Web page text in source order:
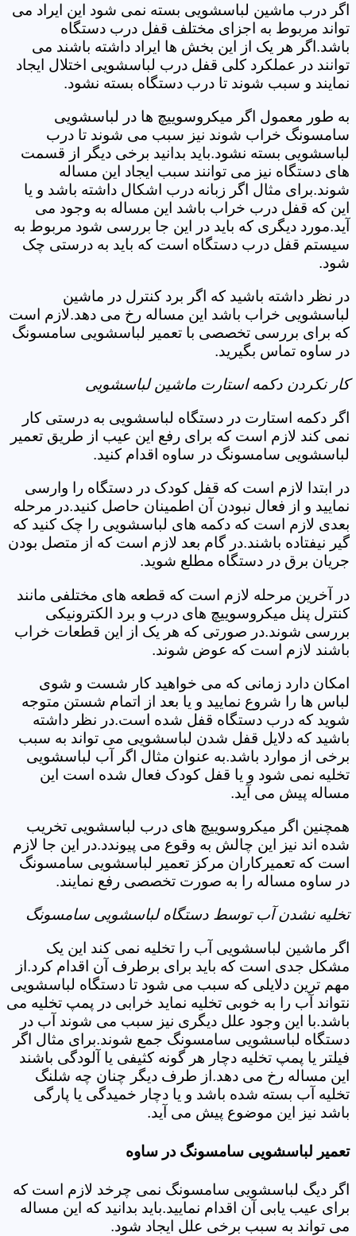
اگر درب ماشین لباسشویی بسته نمی شود این ایراد می
تواند مربوط به اجزای مختلف قفل درب دستگاه
باشد.اگر هر یک از این بخش ها ایراد داشته باشند می
توانند در عملکرد کلی قفل درب لباسشویی اختلال ایجاد
نمایند و سبب شوند تا درب دستگاه بسته نشود.
به طور معمول اگر میکروسوییچ ها در لباسشویی
سامسونگ خراب شوند نیز سبب می شوند تا درب
لباسشویی بسته نشود.باید بدانید برخی دیگر از قسمت
های دستگاه نیز می توانند سبب ایجاد این مساله
شوند.برای مثال اگر زبانه درب اشکال داشته باشد و یا
این که قفل درب خراب باشد این مساله به وجود می
آید.مورد دیگری که باید در این جا بررسی شود مربوط به
سیستم قفل درب دستگاه است که باید به درستی چک
شود.
در نظر داشته باشید که اگر برد کنترل در ماشین
لباسشویی خراب باشد این مساله رخ می دهد.لازم است
که برای بررسی تخصصی با تعمیر لباسشویی سامسونگ
در ساوه تماس بگیرید.
کار نکردن دکمه استارت ماشین لباسشویی
اگر دکمه استارت در دستگاه لباسشویی به درستی کار
نمی کند لازم است که برای رفع این عیب از طریق تعمیر
لباسشویی سامسونگ در ساوه اقدام کنید.
در ابتدا لازم است که قفل کودک در دستگاه را وارسی
نمایید و از فعال نبودن آن اطمینان حاصل کنید.در مرحله
بعدی لازم است که دکمه های لباسشویی را چک کنید که
گیر نیفتاده باشند.در گام بعد لازم است که از متصل بودن
جریان برق در دستگاه مطلع شوید.
در آخرین مرحله لازم است که قطعه های مختلفی مانند
کنترل پنل میکروسوییچ های درب و برد الکترونیکی
بررسی شوند.در صورتی که هر یک از این قطعات خراب
باشند لازم است که عوض شوند.
امکان دارد زمانی که می خواهید کار شست و شوی
لباس ها را شروع نمایید و یا بعد از اتمام شستن متوجه
شوید که درب دستگاه قفل شده است.در نظر داشته
باشید که دلایل قفل شدن لباسشویی می تواند به سبب
برخی از موارد باشد.به عنوان مثال اگر آب لباسشویی
تخلیه نمی شود و یا قفل کودک فعال شده است این
مساله پیش می آید.
همچنین اگر میکروسوییچ های درب لباسشویی تخریب
شده اند نیز این چالش به وقوع می پیوندد.در این جا لازم
است که تعمیرکاران مرکز تعمیر لباسشویی سامسونگ
در ساوه مساله را به صورت تخصصی رفع نمایند.
تخلیه نشدن آب توسط دستگاه لباسشویی سامسونگ
اگر ماشین لباسشویی آب را تخلیه نمی کند این یک
مشکل جدی است که باید برای برطرف آن اقدام کرد.از
مهم ترین دلایلی که سبب می شود تا دستگاه لباسشویی
نتواند آب را به خوبی تخلیه نماید خرابی در پمپ تخلیه می
باشد.با این وجود علل دیگری نیز سبب می شوند آب در
دستگاه لباسشویی سامسونگ جمع شوند.برای مثال اگر
فیلتر یا پمپ تخلیه دچار هر گونه کثیفی یا آلودگی باشند
این مساله رخ می دهد.از طرف دیگر چنان چه شلنگ
تخلیه آب بسته شده باشد و یا دچار خمیدگی یا پارگی
باشد نیز این موضوع پیش می آید.
تعمیر لباسشویی سامسونگ در ساوه
اگر دیگ لباسشویی سامسونگ نمی چرخد لازم است که
برای عیب یابی آن اقدام نمایید.باید بدانید که این مساله
می تواند به سبب برخی علل ایجاد شود.